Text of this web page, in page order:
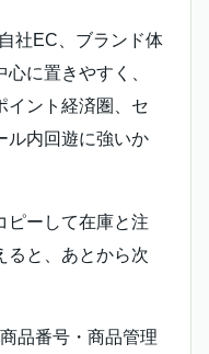
社EC、ブランド体
に置きやすく、
イント経済圏、セ
ル内回遊に強いか
ピーして在庫と注
ると、あとから次
品番号・商品管理